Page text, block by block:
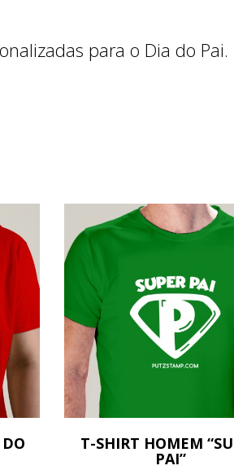
para o Dia do Pai.
T-SHIRT HOMEM
PAI”